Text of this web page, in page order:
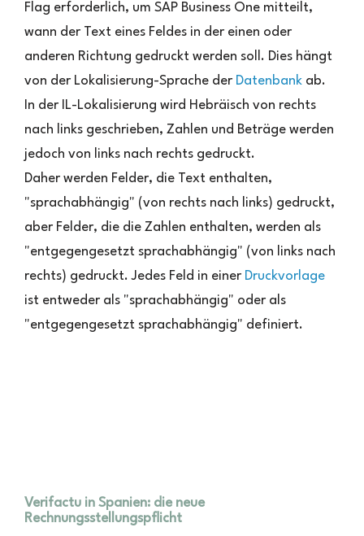
Flag erforderlich, um SAP Business One mitteilt,
wann der Text eines Feldes in der einen oder
anderen Richtung gedruckt werden soll. Dies hängt
von der Lokalisierung-Sprache der Datenbank ab.
In der IL-Lokalisierung wird Hebräisch von rechts
nach links geschrieben, Zahlen und Beträge werden
jedoch von links nach rechts gedruckt.
Daher werden Felder, die Text enthalten,
"sprachabhängig" (von rechts nach links) gedruckt,
aber Felder, die die Zahlen enthalten, werden als
"entgegengesetzt sprachabhängig" (von links nach
rechts) gedruckt. Jedes Feld in einer Druckvorlage
ist entweder als "sprachabhängig" oder als
"entgegengesetzt sprachabhängig" definiert.
Verifactu in Spanien: die neue
Rechnungsstellungspflicht